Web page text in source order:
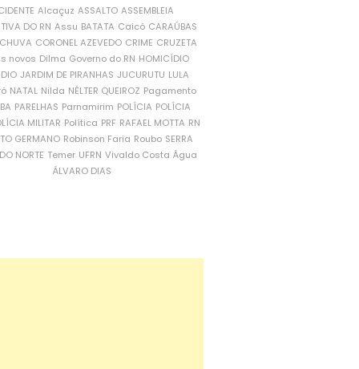
Alcaçuz ASSALTO ASSEMBLEIA
DO RN Assu BATATA Caicó CARAÚBAS
CORONEL AZEVEDO CRIME CRUZETA
novos Dilma Governo do RN HOMICÍDIO
JARDIM DE PIRANHAS JUCURUTU LULA
NATAL Nilda NÉLTER QUEIROZ Pagamento
PARELHAS Parnamirim POLÍCIA POLÍCIA
MILITAR Política PRF RAFAEL MOTTA RN
GERMANO Robinson Faria Roubo SERRA
NORTE Temer UFRN Vivaldo Costa Água
ÁLVARO DIAS